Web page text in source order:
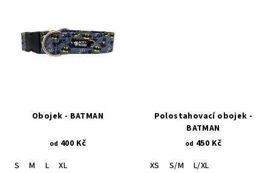
Obojek - BATMAN
od 400 Kč
S
M L
XL
Polostahovací obojek -
BATMAN
od 450 Kč
XS
S/M
L/XL